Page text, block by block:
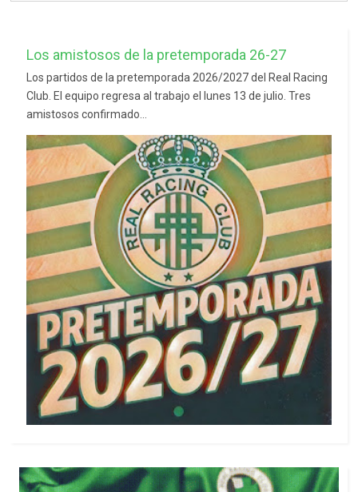
Los amistosos de la pretemporada 26-27
Los partidos de la pretemporada 2026/2027 del Real Racing
Club. El equipo regresa al trabajo el lunes 13 de julio. Tres
amistosos confirmado...